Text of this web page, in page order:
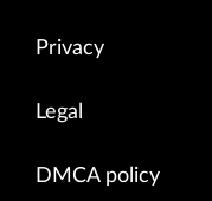
Privacy
Legal
DMCA policy